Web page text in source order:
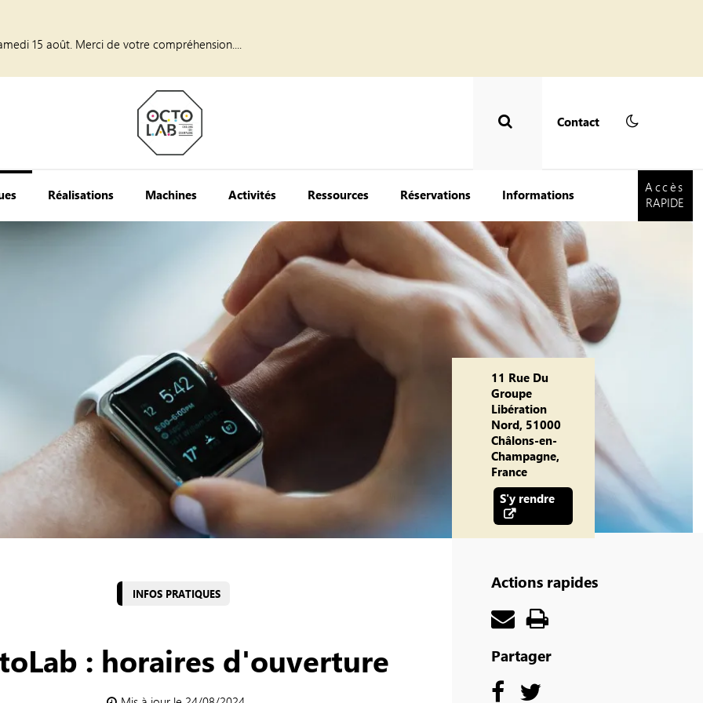
15 août. Merci de votre compréhension....
Contact
Réalisations Machines Activités Ressources Réservations Informations
Accès
RAPIDE
INFOS PRATIQUES
: horaires d'ouverture
11 Rue Du
Groupe
Libération
Nord, 51000
Châlons-en-
Champagne,
France
S'y rendre
Actions rapides
Partager